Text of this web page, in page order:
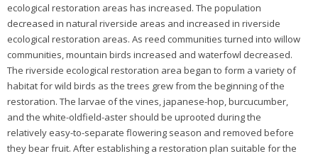
ecological restoration areas has increased. The population
decreased in natural riverside areas and increased in riverside
ecological restoration areas. As reed communities turned into willow
communities, mountain birds increased and waterfowl decreased.
The riverside ecological restoration area began to form a variety of
habitat for wild birds as the trees grew from the beginning of the
restoration. The larvae of the vines, japanese-hop, burcucumber,
and the white-oldfield-aster should be uprooted during the
relatively easy-to-separate flowering season and removed before
they bear fruit. After establishing a restoration plan suitable for the